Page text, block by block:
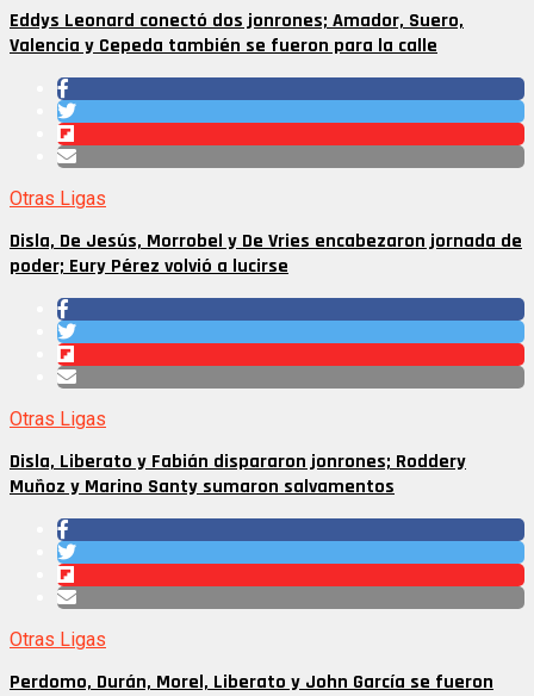
Eddys Leonard conectó dos jonrones; Amador, Suero,
Valencia y Cepeda también se fueron para la calle
Otras Ligas
Disla, De Jesús, Morrobel y De Vries encabezaron jornada de
poder; Eury Pérez volvió a lucirse
Otras Ligas
Disla, Liberato y Fabián dispararon jonrones; Roddery
Muñoz y Marino Santy sumaron salvamentos
Otras Ligas
Perdomo, Durán, Morel, Liberato y John García se fueron